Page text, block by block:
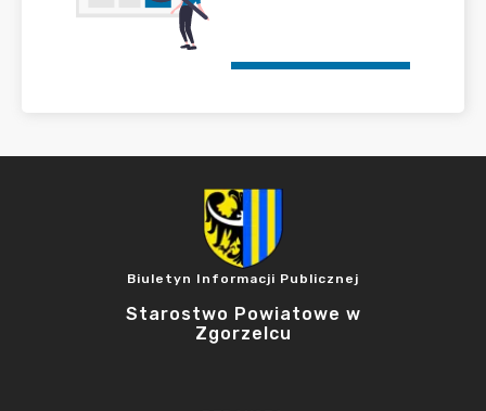
Biuletyn Informacji Publicznej
Starostwo Powiatowe w
Zgorzelcu